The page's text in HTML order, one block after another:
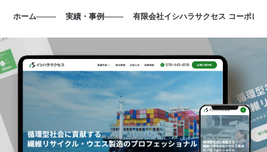
ホーム 実績・事例 有限会社イシハラサクセス コーポレ